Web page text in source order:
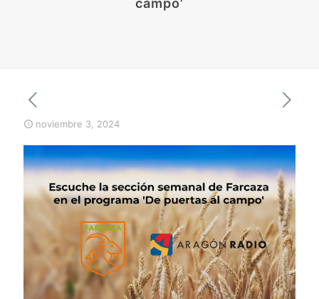
campo’
noviembre 3, 2024